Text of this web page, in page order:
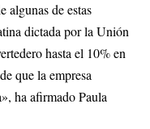
algunas de estas
dictada por la Unión
hasta el 10% en
que la empresa
ha afirmado Paula